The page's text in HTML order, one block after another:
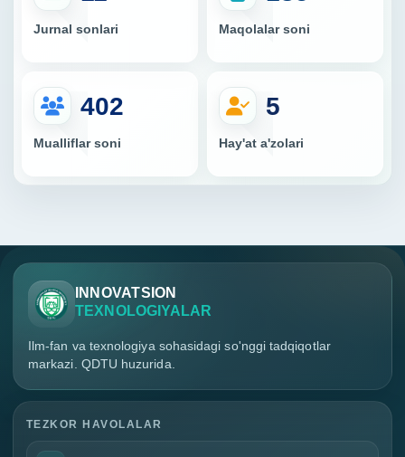
Jurnal sonlari Maqolalar soni
402
Mualliflar soni
5
Hay'at a'zolari
INNOVATSION
TEXNOLOGIYALAR
Ilm-fan va texnologiya sohasidagi so'nggi tadqiqotlar
markazi. QDTU huzurida.
TEZKOR HAVOLALAR